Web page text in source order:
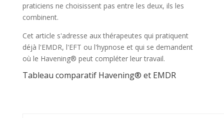
praticiens ne choisissent pas entre les deux, ils les
combinent.
Cet article s'adresse aux thérapeutes qui pratiquent
déjà l'EMDR, l'EFT ou l'hypnose et qui se demandent
où le Havening® peut compléter leur travail.
Tableau comparatif Havening® et EMDR